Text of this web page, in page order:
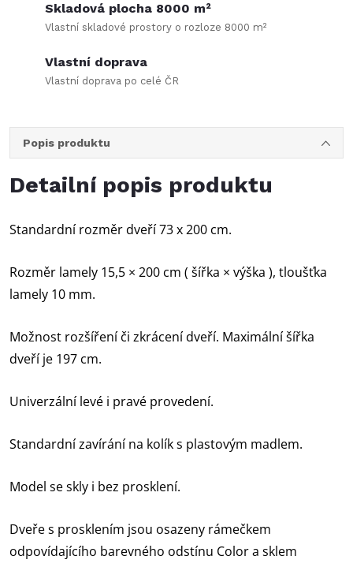
Skladová plocha 8000 m²
Vlastní skladové prostory o rozloze 8000 m²
Vlastní doprava
Vlastní doprava po celé ČR
Popis produktu
Detailní popis produktu
Standardní rozměr dveří 73 x 200 cm.
Rozměr lamely 15,5 × 200 cm ( šířka × výška ), tloušťka
lamely 10 mm.
Možnost rozšíření či zkrácení dveří. Maximální šířka
dveří je 197 cm.
Univerzální levé i pravé provedení.
Standardní zavírání na kolík s plastovým madlem.
Model se skly i bez prosklení.
Dveře s prosklením jsou osazeny rámečkem
odpovídajícího barevného odstínu Color a sklem